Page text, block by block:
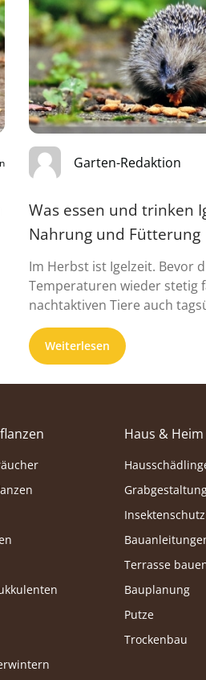
Garten-Redaktion
Was essen und trinken
Nahrung und Fütterung
Im Herbst ist Igelzeit. Bevor
Temperaturen wieder stetig
nachtaktiven Tiere auch
unseren Gä...
Weiterlesen
Haus & Heim
Insektenschutz
Terrasse
Bauplanung
Putze
Trockenbau